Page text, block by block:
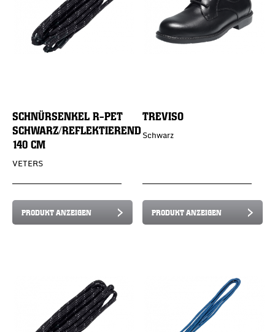
SCHNÜRSENKEL R-PET
SCHWARZ/REFLEKTIEREND
140 CM
VETERS
PRODUKT ANZEIGEN
TREVISO
Schwarz
PRODUKT ANZEIGEN